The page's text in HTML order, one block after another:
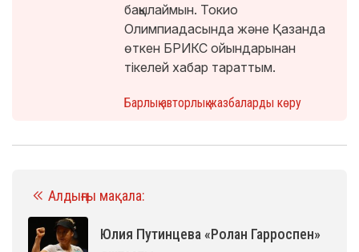
бақылаймын. Токио
Олимпиадасында және Қазанда
өткен БРИКС ойындарынан
тікелей хабар тараттым.
Барлық авторлық жазбаларды көру
Алдыңғы мақала:
Юлия Путинцева «Ролан Гарроспен»